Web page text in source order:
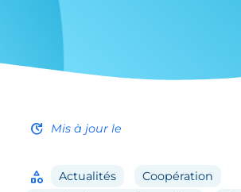
update Mis à jour le
category Actualités
Coopération